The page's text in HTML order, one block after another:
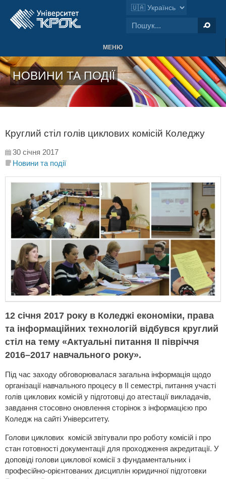
МЕНЮ
НОВИНИ ТА ПОДІЇ
Круглий стіл голів циклових комісій Коледжу
30 січня 2017
Новини та події
12 січня 2017 року в Коледжі економіки, права
та інформаційних технологій відбувся круглий
стіл на тему «Актуальні питання ІІ півріччя
2016–2017 навчального року».
Під час заходу обговорювалася загальна інформація щодо
організації навчального процесу в ІІ семестрі, питання участі
голів циклових комісій у підготовці до атестації викладачів,
завдання стосовно оновлення сторінок з інформацією про
Коледж на сайті Університету.
Голови циклових комісій звітували про роботу комісій і про
стан готовності документації для проходження акредитації. У
доповіді голови циклової комісії з фундаментальних і
професійно-орієнтованих дисциплін юридичної підготовки